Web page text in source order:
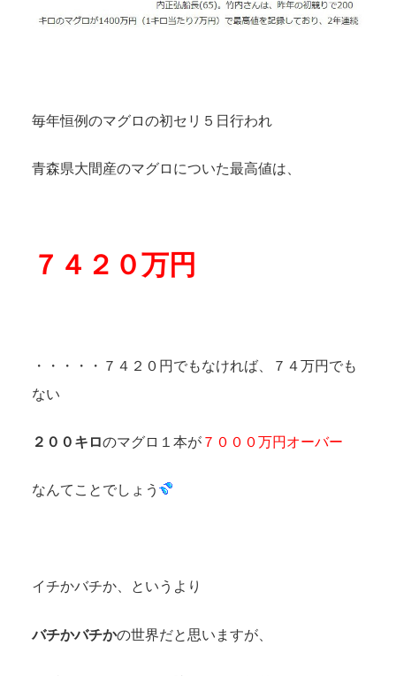
毎年恒例のマグロの初セリ５日行われ
青森県大間産のマグロについた最高値は、
７４２０万円
・・・・・７４２０円でもなければ、７４万円でも
ない
２００キロのマグロ１本が７０００万円オーバー
なんてことでしょう
イチかバチか、というより
バチかバチかの世界だと思いますが、